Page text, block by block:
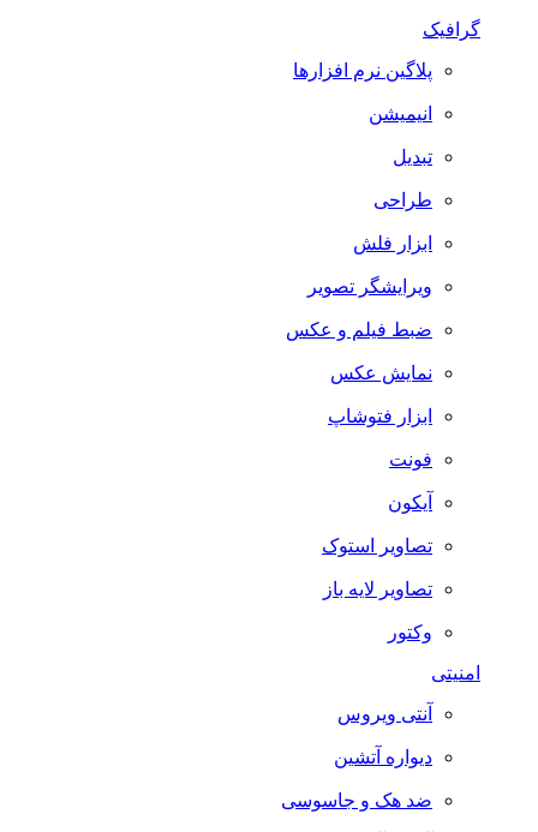
گرافیک
پلاگین نرم افزارها
انیمیشن
تبدیل
طراحی
ابزار فلش
ویرایشگر تصویر
ضبط فيلم و عكس
نمایش عکس
ابزار فتوشاپ
فونت
آیکون
تصاویر استوک
تصاویر لایه باز
وکتور
امنیتی
آنتی ویروس
دیواره آتشین
ضد هک و جاسوسی